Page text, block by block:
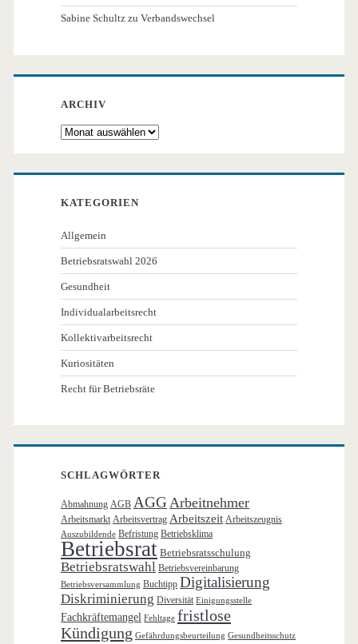
Sabine Schultz zuVerbandswechsel
ARCHIV
Archiv
KATEGORIEN
Allgemein
Betriebsratswahl 2026
Gesundheit
Individualarbeitsrecht
Kollektivarbeitsrecht
Kuriositäten
Recht für Betriebsräte
SCHLAGWÖRTER
Abmahnung AGB AGG Arbeitnehmer
Arbeitsmarkt Arbeitsvertrag Arbeitszeit Arbeitszeugnis
Auszubildende Befristung Betriebsklima
Betriebsrat Betriebsratsschulung
Betriebsratswahl Betriebsvereinbarung
Betriebsversammlung Buchtipp Digitalisierung
Diskriminierung Diversität Einigungsstelle
Fachkräftemangel Fehltage fristlose
Kündigung Gefährdungsbeurteilung Gesundheitsschutz